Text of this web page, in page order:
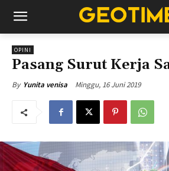
OPINI
Pasang Surut Kerja
By Yunita venisa Minggu, 16 Juni 2019